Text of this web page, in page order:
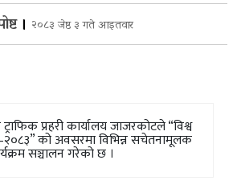
। २०८३ जेष्ठ ३ गते आइतवार
प्रहरी कार्यालय जाजरकोटले “विश्व
को अवसरमा विभिन्न सचेतनामूलक
सञ्चालन गरेको छ ।